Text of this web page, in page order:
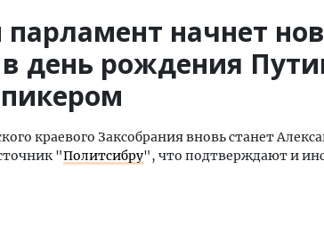
начнет
день рождения
краевого Заксобрания вновь станет
"Политсибру", что подтверждают и